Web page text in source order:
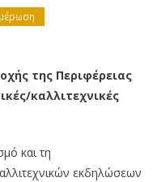
της Περιφέρειας
καλλιτεχνικές
και τη
εκδηλώσεων